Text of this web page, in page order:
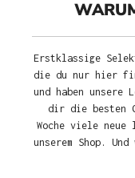
Erstklassige
die du nur hier
und haben unsere
dir die besten
Woche viele
unserem Shop.